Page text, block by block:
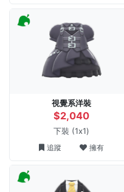
視覺系洋裝
$2,040
下裝 (1x1)
追蹤 擁有